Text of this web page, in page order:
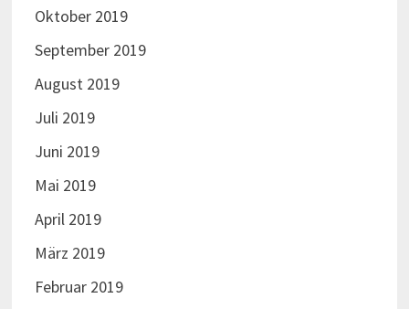
Oktober 2019
September 2019
August 2019
Juli 2019
Juni 2019
Mai 2019
April 2019
März 2019
Februar 2019